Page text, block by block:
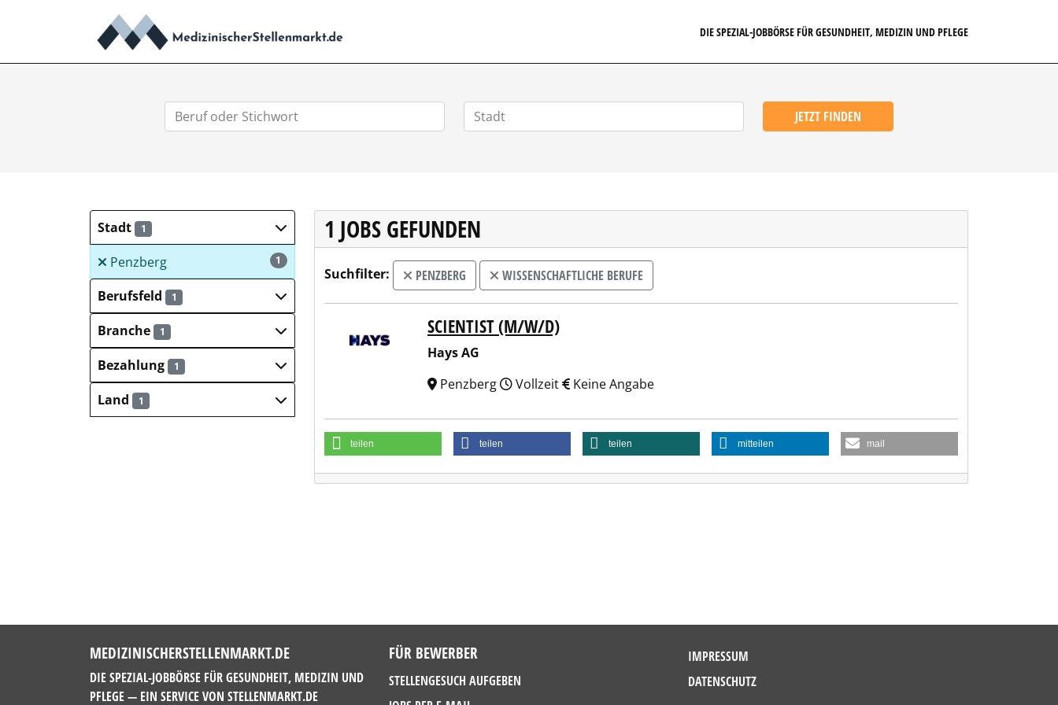
DIE SPEZIAL-JOBBÖRSE FÜR GESUNDHEIT, MEDIZIN UND PFLEGE
JETZT FINDEN
Stadt 1
1
Penzberg
Berufsfeld
1
Branche 1
Bezahlung 1
Land 1
1 JOBS GEFUNDEN
Suchfilter: PENZBERG WISSENSCHAFTLICHE BERUFE
SCIENTIST (M/W/D)
Hays AG
Penzberg
Vollzeit Keine Angabe
teilen teilen teilen mitteilen mail
MEDIZINISCHERSTELLENMARKT.DE
DIE SPEZIAL-JOBBÖRSE FÜR GESUNDHEIT, MEDIZIN UND
PFLEGE — EIN SERVICE VON STELLENMARKT.DE
FÜR BEWERBER
STELLENGESUCH AUFGEBEN
IMPRESSUM
DATENSCHUTZ